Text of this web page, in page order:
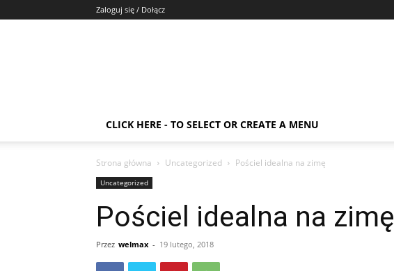
Zaloguj się / Dołącz
CLICK HERE - TO SELECT OR CREATE A MENU
Strona główna Uncategorized Pościel idealna na zimę
Uncategorized
Pościel idealna na zimę
Przez welmax - 19 lutego, 2018